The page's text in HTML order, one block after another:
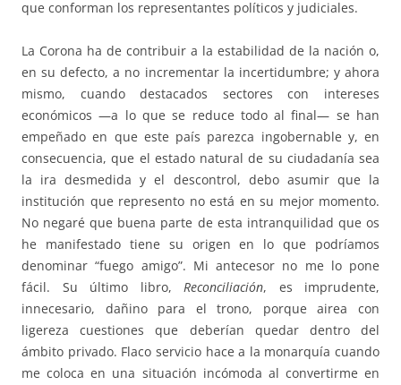
que conforman los representantes políticos y judiciales.
La Corona ha de contribuir a la estabilidad de la nación o,
en su defecto, a no incrementar la incertidumbre; y ahora
mismo, cuando destacados sectores con intereses
económicos —a lo que se reduce todo al final— se han
empeñado en que este país parezca ingobernable y, en
consecuencia, que el estado natural de su ciudadanía sea
la ira desmedida y el descontrol, debo asumir que la
institución que represento no está en su mejor momento.
No negaré que buena parte de esta intranquilidad que os
he manifestado tiene su origen en lo que podríamos
denominar “fuego amigo”. Mi antecesor no me lo pone
fácil. Su último libro, Reconciliación, es imprudente,
innecesario, dañino para el trono, porque airea con
ligereza cuestiones que deberían quedar dentro del
ámbito privado. Flaco servicio hace a la monarquía cuando
me coloca en una situación incómoda al convertirme en